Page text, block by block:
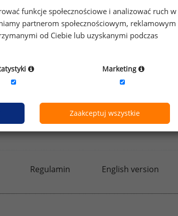
raportyplacowe.pl badaniaHR.pl
Regulamin English version
funkcje społecznościowe i analizować ruch w
partnerom społecznościowym, reklamowym
od Ciebie lub uzyskanymi podczas
Marketing
Zaakceptuj wszystkie